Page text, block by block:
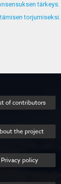
tärkeys.
torjumiseksi.
of contributors
the project
Privacy policy